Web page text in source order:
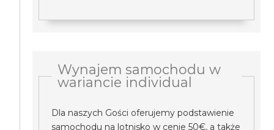
Wynajem samochodu w
wariancie individual
Dla naszych Gości oferujemy podstawienie
samochodu na lotnisko w cenie 50€, a także